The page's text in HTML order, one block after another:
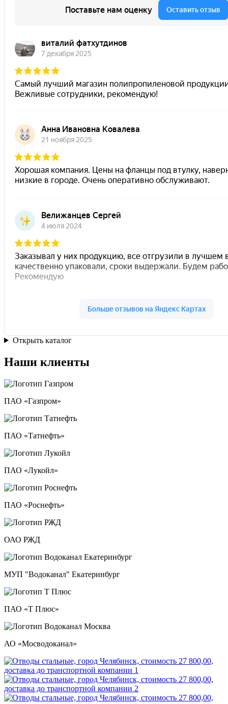
Открыть каталог
Наши клиенты
ПАО «Газпром»
ПАО «Татнефть»
ПАО «Лукойл»
ПАО «Роснефть»
ОАО РЖД
МУП "Водоканал" Екатеринбург
ПАО «Т Плюс»
АО «Мосводоканал»